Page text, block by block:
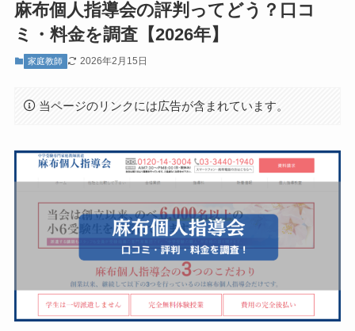
麻布個人指導会の評判ってどう？口コ
ミ・料金を調査【2026年】
家庭教師 2026年2月15日
当ページのリンクには広告が含まれています。